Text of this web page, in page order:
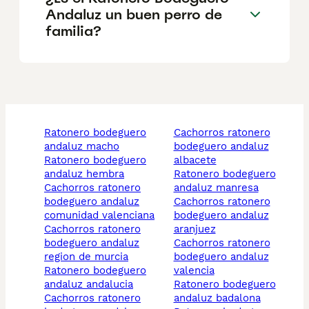
Andaluz un buen perro de
familia?
ratonero bodeguero
andaluz macho
ratonero bodeguero
andaluz hembra
cachorros ratonero
bodeguero andaluz
comunidad valenciana
cachorros ratonero
bodeguero andaluz
region de murcia
ratonero bodeguero
andaluz andalucia
cachorros ratonero
cachorros ratonero
bodeguero andaluz
albacete
ratonero bodeguero
andaluz manresa
cachorros ratonero
bodeguero andaluz
aranjuez
cachorros ratonero
bodeguero andaluz
valencia
ratonero bodeguero
andaluz badalona